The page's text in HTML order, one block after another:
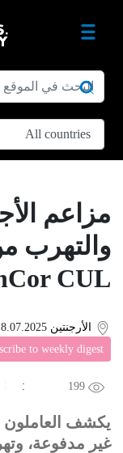
مزاعم
والتهرب
CUL
الأرجنتين
to weekly digest
199
中文